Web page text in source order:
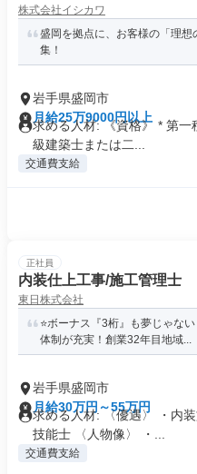
株式会社イシカワ
盛岡を拠点に、お客様の「理
集！
岩手県盛岡市
月給25万9000円以上
求める人材: 《資格》 * 第
級建築士または二...
交通費支給
正社員
内装仕上工事/施工管理士
東日株式会社
⭐ボーナス『3桁』も夢じゃな
体制が充実！創業32年目地域...
岩手県盛岡市
月給30万円～55万円
求める人材: 〈優遇〉 ・内
技能士 〈人物像〉 ・...
交通費支給